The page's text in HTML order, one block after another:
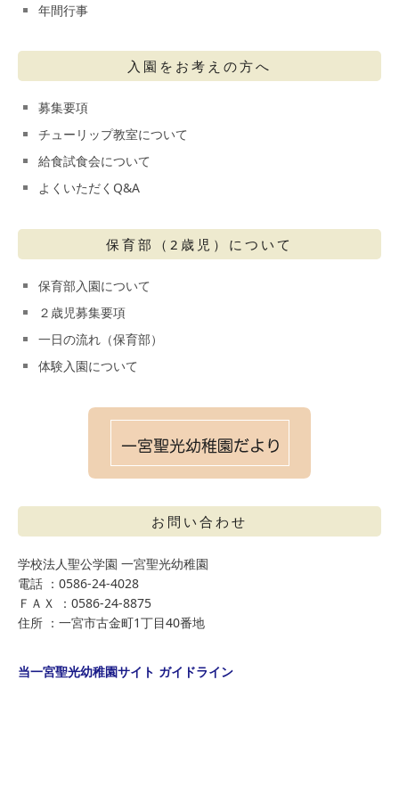
年間行事
入園をお考えの方へ
募集要項
チューリップ教室について
給食試食会について
よくいただくQ&A
保育部（2歳児）について
保育部入園について
２歳児募集要項
一日の流れ（保育部）
体験入園について
お問い合わせ
学校法人聖公学園 一宮聖光幼稚園
電話 ：0586-24-4028
ＦＡＸ ：0586-24-8875
住所 ：一宮市古金町1丁目40番地
当一宮聖光幼稚園サイト ガイドライン